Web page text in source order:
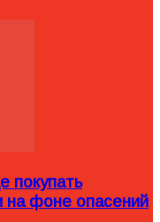
покупать
на фоне опасений